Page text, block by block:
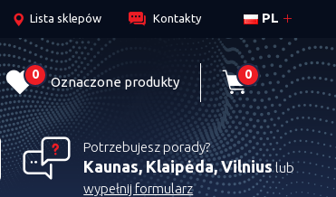
PL
Lista sklepów Kontakty
0 Oznaczone produkty 0
Potrzebujesz porady?
Kaunas, Klaipėda, Vilniuslub
wypełnij formularz